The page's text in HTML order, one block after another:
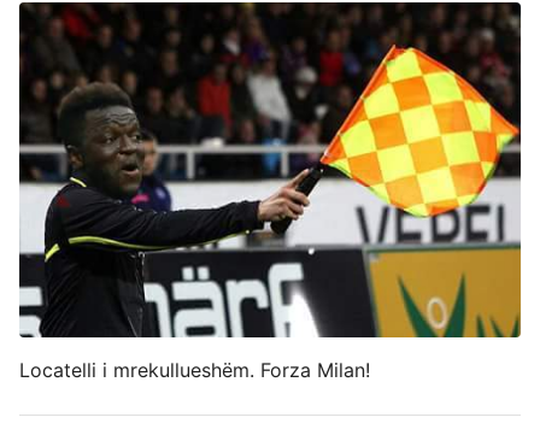
Locatelli i mrekullueshëm. Forza Milan!